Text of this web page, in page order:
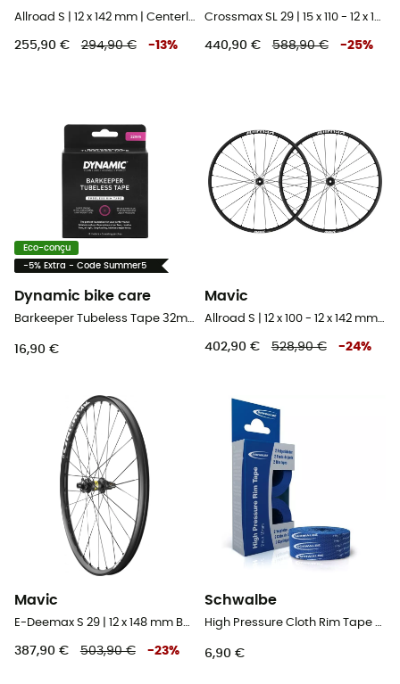
Allroad S | 12 x 142 mm | Centerlock - Roue vélo arrière
255,90 € 294,90 € -13%
Crossmax SL 29 | 15 x 110 - 12 x 148 mm Boost | 6 Trous - Paire de roues VTT 29"
440,90 € 588,90 € -25%
Eco-conçu
-5% Extra - Code Summer5
Dynamic bike care
Barkeeper Tubeless Tape 32mm - 11m - Fond de jante tubeless
16,90 €
Mavic
Allroad S | 12 x 100 - 12 x 142 mm | Centerlock - Paire de roues vélo
402,90 € 528,90 € -24%
Mavic
387,90 € 503,90 € -23%
Schwalbe
6,90 €